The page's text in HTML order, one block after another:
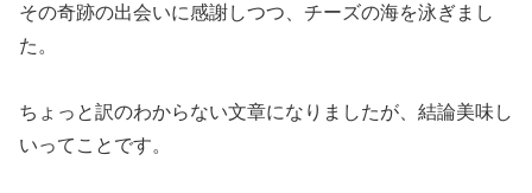
その奇跡の出会いに感謝しつつ、チーズの海を泳ぎまし
た。
ちょっと訳のわからない文章になりましたが、結論美味し
いってことです。